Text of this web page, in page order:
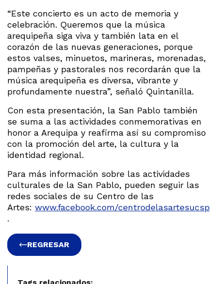
“Este concierto es un acto de memoria y
celebración. Queremos que la música
arequipeña siga viva y también lata en el
corazón de las nuevas generaciones, porque
estos valses, minuetos, marineras, morenadas,
pampeñas y pastorales nos recordarán que la
música arequipeña es diversa, vibrante y
profundamente nuestra”, señaló Quintanilla.
Con esta presentación, la San Pablo también
se suma a las actividades conmemorativas en
honor a Arequipa y reafirma así su compromiso
con la promoción del arte, la cultura y la
identidad regional.
Para más información sobre las actividades
culturales de la San Pablo, pueden seguir las
redes sociales de su Centro de las
Artes: www.facebook.com/centrodelasartesucsp
.
REGRESAR